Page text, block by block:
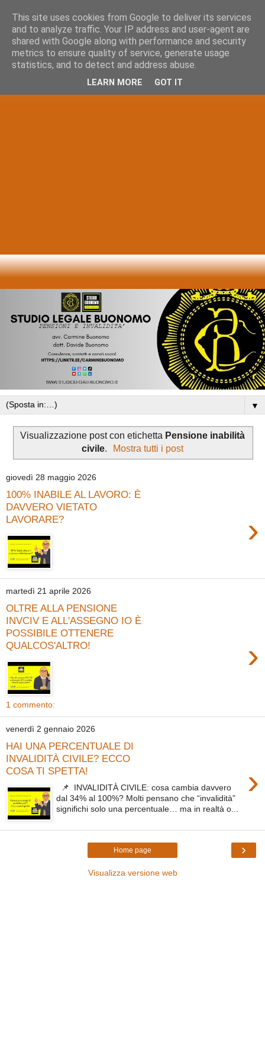
▼
Visualizzazione post con etichetta Pensione inabilità
civile. Mostra tutti i post
giovedì 28 maggio 2026
100% INABILE AL LAVORO: È
DAVVERO VIETATO
LAVORARE?
›
martedì 21 aprile 2026
OLTRE ALLA PENSIONE
INVCIV E ALL'ASSEGNO IO È
POSSIBILE OTTENERE
QUALCOS'ALTRO!
›
1 commento:
venerdì 2 gennaio 2026
HAI UNA PERCENTUALE DI
INVALIDITÀ CIVILE? ECCO
COSA TI SPETTA!
›
📌 INVALIDITÀ CIVILE: cosa cambia davvero
dal 34% al 100%? Molti pensano che “invalidità”
significhi solo una percentuale… ma in realtà o...
›
Home page
Visualizza versione web
This site uses cookies from Google to deliver its services
and to analyze traffic. Your IP address and user-agent are
shared with Google along with performance and security
metrics to ensure quality of service, generate usage
statistics, and to detect and address abuse.
LEARN MORE GOT IT